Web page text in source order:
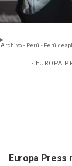
Archivo - Perú.- Perú
- EUROPA
Europa Press